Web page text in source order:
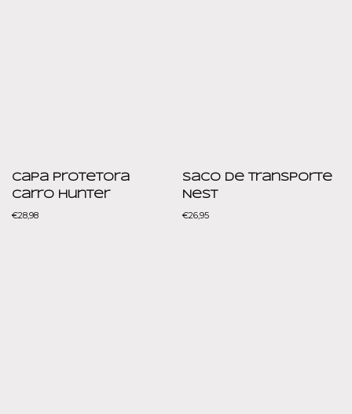
Capa Protetora
Carro Hunter
€28,98
Saco de Transporte
Nest
€26,95